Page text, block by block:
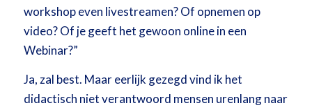
workshop even livestreamen? Of opnemen op
video? Of je geeft het gewoon online in een
Webinar?”
Ja, zal best. Maar eerlijk gezegd vind ik het
didactisch niet verantwoord mensen urenlang naar